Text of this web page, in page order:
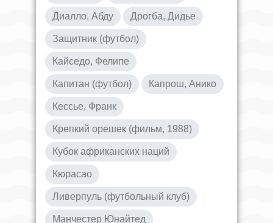
Диалло, Абду Дрогба, Дидье
Защитник (футбол)
Кайседо, Фелипе
Капитан (футбол) Капрош, Анико
Кессье, Франк
Крепкий орешек (фильм, 1988)
Кубок африканских наций
Кюрасао
Ливерпуль (футбольный клуб)
Манчестер Юнайтед